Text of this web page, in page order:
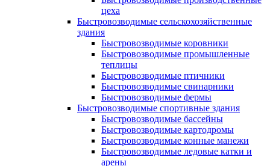
цеха
Быстровозводимые сельскохозяйственные
здания
Быстровозводимые коровники
Быстровозводимые промышленные
теплицы
Быстровозводимые птичники
Быстровозводимые свинарники
Быстровозводимые фермы
Быстровозводимые спортивные здания
Быстровозводимые бассейны
Быстровозводимые картодромы
Быстровозводимые конные манежи
Быстровозводимые ледовые катки и
арены